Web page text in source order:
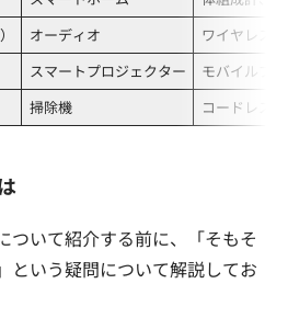
オーディオ
ワイヤレス
スマートプロジェクター
モバイルプ
掃除機 コードレス
ついて紹介する前に、「そもそ
という疑問について解説してお